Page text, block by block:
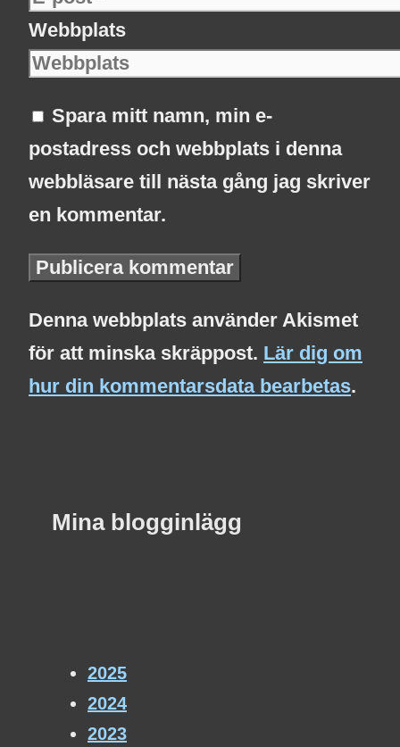
Webbplats
Spara mitt namn, min e-
postadress och webbplats i denna
webbläsare till nästa gång jag skriver
en kommentar.
Denna webbplats använder Akismet
för att minska skräppost. Lär dig om
hur din kommentarsdata bearbetas.
Mina blogginlägg
2025
2024
2023